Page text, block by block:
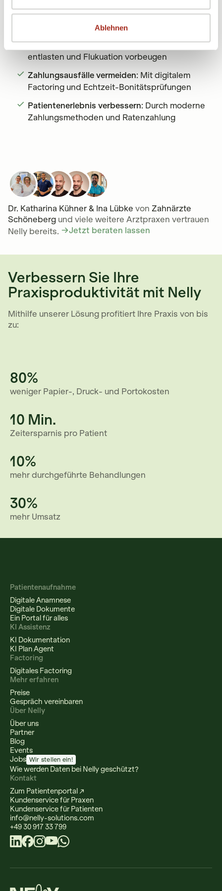
Ablehnen
Mitarbeiterzufriedenheit steigern
Prozesse medizinisches Fachpersonal
entlasten und Flukuation vorbeugen
Zahlungsausfälle vermeiden: Mit digitalem
Factoring und Echtzeit-Bonitätsprüfungen
Patientenerlebnis verbessern: Durch moderne
Zahlungsmethoden und Ratenzahlung
Dr. Katharina Kühner & Ina Lübke von Zahnärzte
Schöneberg und viele weitere Arztpraxen vertrauen
Nelly bereits.
Jetzt beraten lassen
Verbessern Sie Ihre
Praxisproduktivität mit Nelly
Mithilfe unserer Lösung profitiert Ihre Praxis von bis
zu:
80%
weniger Papier-, Druck- und Portokosten
10 Min.
Zeitersparnis pro Patient
10%
mehr durchgeführte Behandlungen
30%
mehr Umsatz
Patientenaufnahme
Digitale Anamnese
Digitale Dokumente
Ein Portal für alles
KI Assistenz
KI Dokumentation
KI Plan Agent
Factoring
Digitales Factoring
Mehr erfahren
Preise
Gespräch vereinbaren
Über Nelly
Über uns
Partner
Blog
Events
Jobs Wir stellen ein!
Wie werden Daten bei Nelly geschützt?
Kontakt
Zum Patientenportal ↗
Kundenservice für Praxen
Kundenservice für Patienten
info@nelly-solutions.com
+49 30 917 33 799